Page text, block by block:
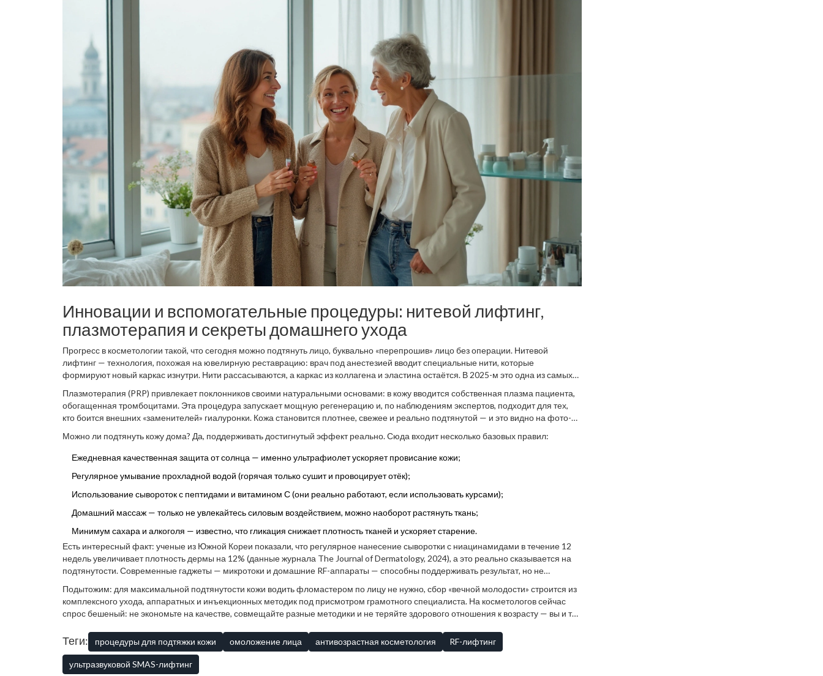
Инновации и вспомогательные процедуры: нитевой лифтинг,
плазмотерапия и секреты домашнего ухода
Прогресс в косметологии такой, что сегодня можно подтянуть лицо, буквально «перепрошив» лицо без операции. Нитевой
лифтинг — технология, похожая на ювелирную реставрацию: врач под анестезией вводит специальные нити, которые
формируют новый каркас изнутри. Нити рассасываются, а каркас из коллагена и эластина остаётся. В 2025-м это одна из самых
не всегда всё гладко — иногда бывает отёк или незначительный синяк, но через пару дней следов почти не остаётся.
Плазмотерапия (PRP) привлекает поклонников своими натуральными основами: в кожу вводится собственная плазма пациента,
обогащенная тромбоцитами. Эта процедура запускает мощную регенерацию и, по наблюдениям экспертов, подходит для тех,
кто боится внешних «заменителей» гиалуронки. Кожа становится плотнее, свежее и реально подтянутой — и это видно на фото-
Можно ли подтянуть кожу дома? Да, поддерживать достигнутый эффект реально. Сюда входит несколько базовых правил:
Ежедневная качественная защита от солнца — именно ультрафиолет ускоряет провисание кожи;
Регулярное умывание прохладной водой (горячая только сушит и провоцирует отёк);
Использование сывороток с пептидами и витамином С (они реально работают, если использовать курсами);
Домашний массаж — только не увлекайтесь силовым воздействием, можно наоборот растянуть ткань;
Минимум сахара и алкоголя — известно, что гликация снижает плотность тканей и ускоряет старение.
Есть интересный факт: ученые из Южной Кореи показали, что регулярное нанесение сыворотки с ниацинамидами в течение 12
недель увеличивает плотность дермы на 12% (данные журнала The Journal of Dermatology, 2024), а это реально сказывается на
подтянутости. Современные гаджеты — микротоки и домашние RF-аппараты — способны поддерживать результат, но не
Подытожим: для максимальной подтянутости кожи водить фломастером по лицу не нужно, сбор «вечной молодости» строится из
комплексного ухода, аппаратных и инъекционных методик под присмотром грамотного специалиста. На косметологов сейчас
спрос бешеный: не экономьте на качестве, совмещайте разные методики и не теряйте здорового отношения к возрасту — вы и так
Теги: процедуры для подтяжки кожи омоложение лица антивозрастная косметология RF-лифтинг
ультразвуковой SMAS-лифтинг